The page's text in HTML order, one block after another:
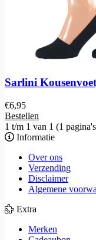
Sarlini
€6,95
Bestellen
1 t/m 1 van 1 (1
Informatie
Over ons
Verzending
Disclaimer
Algemene
Extra
Merken